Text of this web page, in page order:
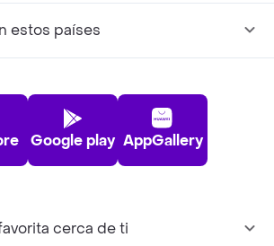
estos países
Google play AppGallery
cerca de ti